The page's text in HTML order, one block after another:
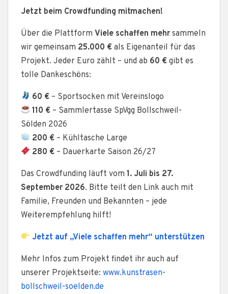
Jetzt beim Crowdfunding mitmachen!
Über die Plattform Viele schaffen mehr sammeln
wir gemeinsam 25.000 € als Eigenanteil für das
Projekt. Jeder Euro zählt – und ab 60 € gibt es
tolle Dankeschöns:
60 € – Sportsocken mit Vereinslogo
110 € – Sammlertasse SpVgg Bollschweil-
Sölden 2026
200 € – Kühltasche Large
280 € – Dauerkarte Saison 26/27
Das Crowdfunding läuft vom 1. Juli bis 27.
September 2026. Bitte teilt den Link auch mit
Familie, Freunden und Bekannten – jede
Weiterempfehlung hilft!
Jetzt auf „Viele schaffen mehr“ unterstützen
Mehr Infos zum Projekt findet ihr auch auf
unserer Projektseite: www.kunstrasen-
bollschweil-soelden.de